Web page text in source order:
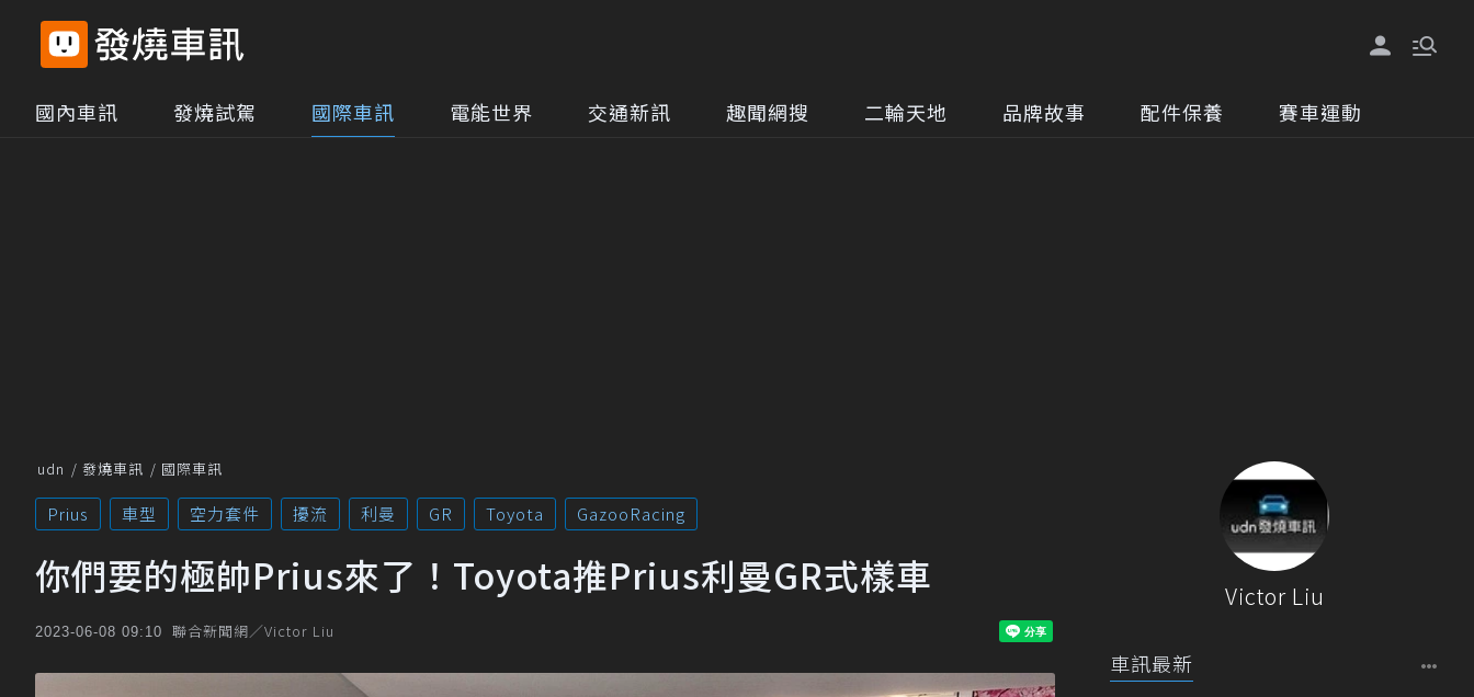
國內車訊 發燒試駕 國際車訊 電能世界 交通新訊 趣聞網搜 二輪天地 品牌故事 配件保養 賽車運動
udn 發燒車訊 國際車訊
Prius 車型 空力套件 擾流 利曼 GR Toyota GazooRacing
你們要的極帥Prius來了！Toyota推Prius利曼GR式樣車
2023-06-08 09:10 聯合新聞網／Victor Liu
Victor Liu
車訊最新